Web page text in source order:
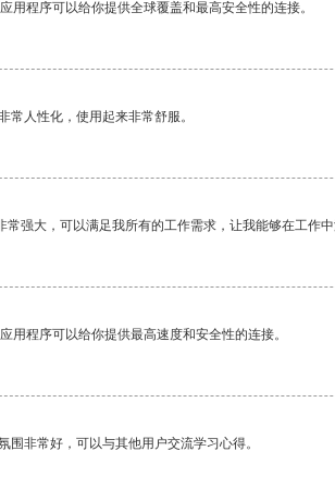
用程序可以给你提供全球覆盖和最高安全性的连接。
常人性化，使用起来非常舒服。
常强大，可以满足我所有的工作需求，让我能够在工作中
用程序可以给你提供最高速度和安全性的连接。
围非常好，可以与其他用户交流学习心得。